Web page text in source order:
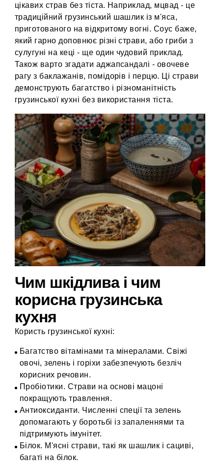
цікавих страв без тіста. Наприклад, мцвад - це
традиційний грузинський шашлик із м'яса,
приготованого на відкритому вогні. Соус баже,
який гарно доповнює різні страви, або гриби з
сулугуні на кеці - ще один чудовий приклад.
Також варто згадати аджапсандалі - овочеве
рагу з баклажанів, помідорів і перцю. Ці страви
демонструють багатство і різноманітність
грузинської кухні без використання тіста.
Чим шкідлива і чим
корисна грузинська
кухня
Користь грузинської кухні:
Багатство вітамінами та мінералами. Свіжі
овочі, зелень і горіхи забезпечують безліч
корисних речовин.
Пробіотики. Страви на основі мацоні
покращують травлення.
Антиоксиданти. Численні спеції та зелень
допомагають у боротьбі із запаленнями та
підтримують імунітет.
Білок. М'ясні страви, такі як шашлик і сациві,
багаті на білок.